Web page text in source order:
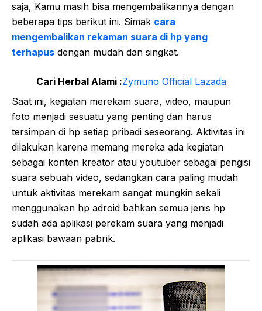
saja, Kamu masih bisa mengembalikannya dengan
beberapa tips berikut ini. Simak cara
mengembalikan rekaman suara di hp yang
terhapus dengan mudah dan singkat.
Cari Herbal Alami :Zymuno Official Lazada
Saat ini, kegiatan merekam suara, video, maupun
foto menjadi sesuatu yang penting dan harus
tersimpan di hp setiap pribadi seseorang. Aktivitas ini
dilakukan karena memang mereka ada kegiatan
sebagai konten kreator atau youtuber sebagai pengisi
suara sebuah video, sedangkan cara paling mudah
untuk aktivitas merekam sangat mungkin sekali
menggunakan hp adroid bahkan semua jenis hp
sudah ada aplikasi perekam suara yang menjadi
aplikasi bawaan pabrik.